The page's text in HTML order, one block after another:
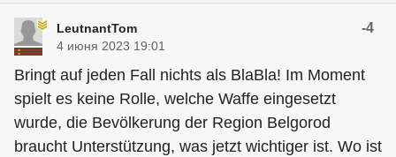
LeutnantTom -4
4 июня 2023 19:01
Bringt auf jeden Fall nichts als BlaBla! Im Moment
spielt es keine Rolle, welche Waffe eingesetzt
wurde, die Bevölkerung der Region Belgorod
braucht Unterstützung, was jetzt wichtiger ist. Wo ist